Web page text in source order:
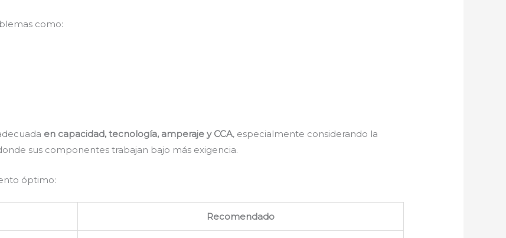
como:
en capacidad, tecnología, amperaje y CCA, especialmente considerando la
sus componentes trabajan bajo más exigencia.
óptimo:
Recomendado